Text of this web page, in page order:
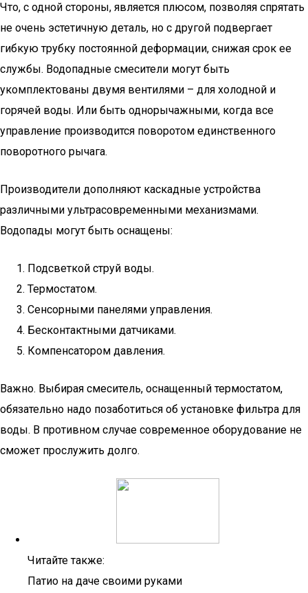
Что, с одной стороны, является плюсом, позволяя спрятать
не очень эстетичную деталь, но с другой подвергает
гибкую трубку постоянной деформации, снижая срок ее
службы. Водопадные смесители могут быть
укомплектованы двумя вентилями – для холодной и
горячей воды. Или быть однорычажными, когда все
управление производится поворотом единственного
поворотного рычага.
Производители дополняют каскадные устройства
различными ультрасовременными механизмами.
Водопады могут быть оснащены:
Подсветкой струй воды.
Термостатом.
Сенсорными панелями управления.
Бесконтактными датчиками.
Компенсатором давления.
Важно. Выбирая смеситель, оснащенный термостатом,
обязательно надо позаботиться об установке фильтра для
воды. В противном случае современное оборудование не
сможет прослужить долго.
Читайте также:
Патио на даче своими руками